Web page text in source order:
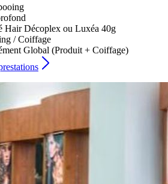
Hair Décoplex ou Luxéa 40g
/ Coiffage
Global (Produit + Coiffage)